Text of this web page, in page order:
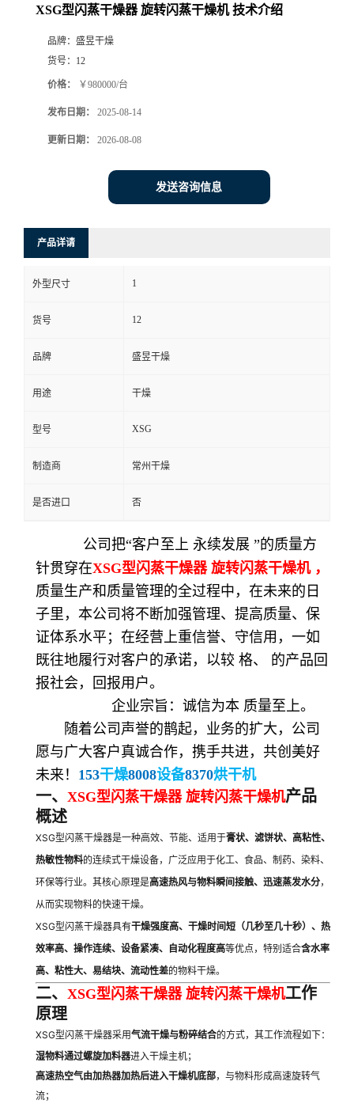
XSG型闪蒸干燥器 旋转闪蒸干燥机 技术介绍
品牌： 盛昱干燥
货号： 12
价格： ￥980000/台
发布日期： 2025-08-14
更新日期： 2026-08-08
发送咨询信息
产品详请
外型尺寸 1
货号 12
品牌 盛昱干燥
用途 干燥
型号 XSG
制造商 常州干燥
是否进口 否
公司把“客户至上 永续发展 ”的质量方
针贯穿在XSG型闪蒸干燥器 旋转闪蒸干燥机 ，
质量生产和质量管理的全过程中，在未来的日
子里，本公司将不断加强管理、提高质量、保
证体系水平；在经营上重信誉、守信用，一如
既往地履行对客户的承诺，以较 格、 的产品回
报社会，回报用户。
企业宗旨：诚信为本 质量至上。
随着公司声誉的鹊起，业务的扩大，公司
愿与广大客户真诚合作，携手共进，共创美好
未来！ 153干燥8008设备8370烘干机
一、 XSG型闪蒸干燥器 旋转闪蒸干燥机产品
概述
XSG型闪蒸干燥器是一种高效、节能、适用于膏状、滤饼状、高粘性、
热敏性物料的连续式干燥设备，广泛应用于化工、食品、制药、染料、
环保等行业。其核心原理是高速热风与物料瞬间接触、迅速蒸发水分，
从而实现物料的快速干燥。
XSG型闪蒸干燥器具有干燥强度高、干燥时间短（几秒至几十秒）、热
效率高、操作连续、设备紧凑、自动化程度高等优点，特别适合含水率
高、粘性大、易结块、流动性差的物料干燥。
二、 XSG型闪蒸干燥器 旋转闪蒸干燥机工作
原理
XSG型闪蒸干燥器采用气流干燥与粉碎结合的方式，其工作流程如下：
湿物料通过螺旋加料器进入干燥主机；
高速热空气由加热器加热后进入干燥机底部，与物料形成高速旋转气
流；